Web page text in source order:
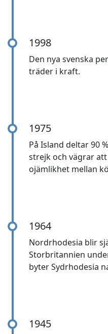
1998
Den nya svenska
träder i kraft.
1975
På Island deltar 90
strejk och vägrar
ojämlikhet mellan
1964
Nordrhodesia blir
Storbritannien
byter Sydrhodesia
1945